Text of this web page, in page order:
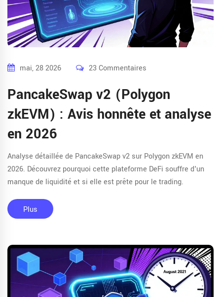
mai, 28 2026 23 Commentaires
PancakeSwap v2 (Polygon
zkEVM) : Avis honnête et analyse
en 2026
Analyse détaillée de PancakeSwap v2 sur Polygon zkEVM en
2026. Découvrez pourquoi cette plateforme DeFi souffre d'un
manque de liquidité et si elle est prête pour le trading.
Plus